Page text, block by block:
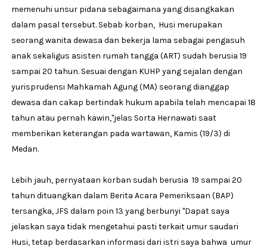
memenuhi unsur pidana sebagaimana yang disangkakan
dalam pasal tersebut. Sebab korban, Husi merupakan
seorang wanita dewasa dan bekerja lama sebagai pengasuh
anak sekaligus asisten rumah tangga (ART) sudah berusia 19
sampai 20 tahun. Sesuai dengan KUHP yang sejalan dengan
yurisprudensi Mahkamah Agung (MA) seorang dianggap
dewasa dan cakap bertindak hukum apabila telah mencapai 18
tahun atau pernah kawin,"jelas Sorta Hernawati saat
memberikan keterangan pada wartawan, Kamis (19/3) di
Medan.
Lebih jauh, pernyataan korban sudah berusia 19 sampai 20
tahun dituangkan dalam Berita Acara Pemeriksaan (BAP)
tersangka, JFS dalam poin 13 yang berbunyi "Dapat saya
jelaskan saya tidak mengetahui pasti terkait umur saudari
Husi, tetap berdasarkan informasi dari istri saya bahwa umur